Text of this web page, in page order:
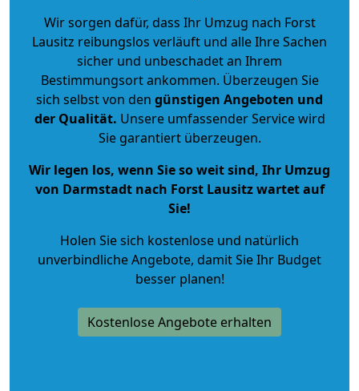
Wir sorgen dafür, dass Ihr Umzug nach Forst
Lausitz reibungslos verläuft und alle Ihre Sachen
sicher und unbeschadet an Ihrem
Bestimmungsort ankommen. Überzeugen Sie
sich selbst von den günstigen Angeboten und
der Qualität. Unsere umfassender Service wird
Sie garantiert überzeugen.
Wir legen los, wenn Sie so weit sind, Ihr Umzug
von Darmstadt nach Forst Lausitz wartet auf
Sie!
Holen Sie sich kostenlose und natürlich
unverbindliche Angebote, damit Sie Ihr Budget
besser planen!
Kostenlose Angebote erhalten